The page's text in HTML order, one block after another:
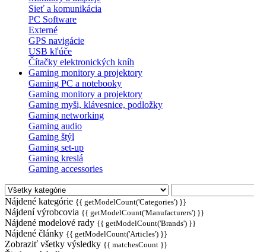
Sieť a komunikácia
PC Software
Externé
GPS navigácie
USB kľúče
Čítačky elektronických kníh
Gaming monitory a projektory
Gaming PC a notebooky
Gaming monitory a projektory
Gaming myši, klávesnice, podložky
Gaming networking
Gaming audio
Gaming štýl
Gaming set-up
Gaming kreslá
Gaming accessories
Nájdené kategórie {{ getModelCount('Categories') }}
Nájdení výrobcovia {{ getModelCount('Manufacturers') }}
Nájdené modelové rady {{ getModelCount('Brands') }}
Nájdené články {{ getModelCount('Articles') }}
Zobraziť všetky výsledky {{ matchesCount }}